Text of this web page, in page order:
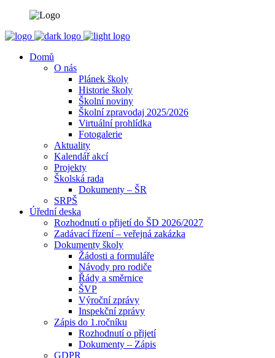
Domů
O nás
Plánek školy
Historie školy
Školní noviny
Školní zpravodaj 2025/2026
Virtuální prohlídka
Fotogalerie
Aktuality
Kalendář akcí
Projekty
Školská rada
Dokumenty – ŠR
SRPŠ
Úřední deska
Rozhodnutí o přijetí do ŠD 2026/2027
Zadávací řízení – veřejná zakázka
Dokumenty školy
Žádosti a formuláře
Návody pro rodiče
Řády a směrnice
ŠVP
Výroční zprávy
Inspekční zprávy
Zápis do 1.ročníku
Rozhodnutí o přijetí
Dokumenty – Zápis
GDPR